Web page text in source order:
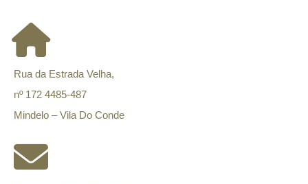
Rua da Estrada Velha,
nº 172 4485-487
Mindelo – Vila Do Conde